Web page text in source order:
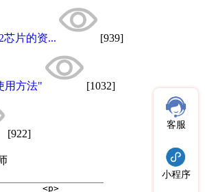
芯片的资... [939]
用方法" [1032]
[922]
客服
小程序